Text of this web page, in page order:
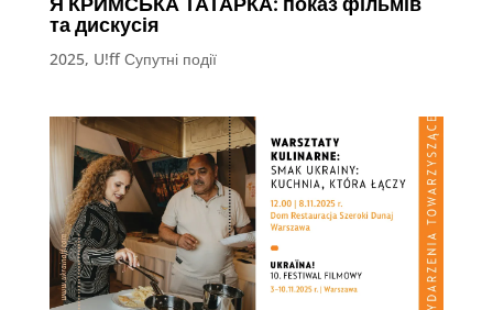
та дискусія
2025, U!ff Супутні події